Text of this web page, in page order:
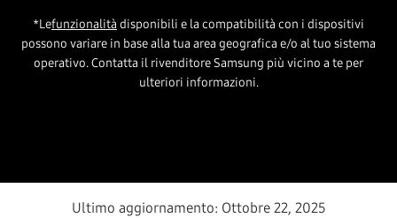
*Lefunzionalità disponibili e la compatibilità con i dispositivi
possono variare in base alla tua area geografica e/o al tuo sistema
operativo. Contatta il rivenditore Samsung più vicino a te per
ulteriori informazioni.
Ultimo aggiornamento: Ottobre 22, 2025